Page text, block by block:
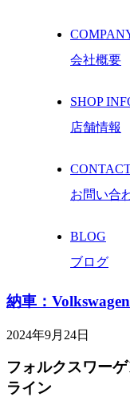
会社概要
SHOP
店舗情報
お問い合
BLOG
ブログ
納車：
2024年9月24日
フォルクスワー
ライン